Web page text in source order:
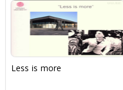
Less is more